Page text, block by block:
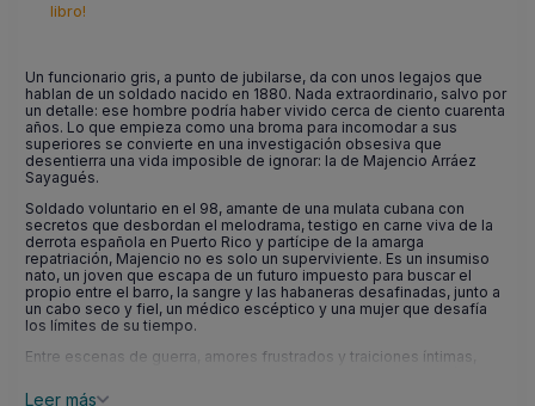
libro!
Un funcionario gris, a punto de jubilarse, da con unos legajos que
hablan de un soldado nacido en 1880. Nada extraordinario, salvo por
un detalle: ese hombre podría haber vivido cerca de ciento cuarenta
años. Lo que empieza como una broma para incomodar a sus
superiores se convierte en una investigación obsesiva que
desentierra una vida imposible de ignorar: la de Majencio Arráez
Sayagués.
Soldado voluntario en el 98, amante de una mulata cubana con
secretos que desbordan el melodrama, testigo en carne viva de la
derrota española en Puerto Rico y partícipe de la amarga
repatriación, Majencio no es solo un superviviente. Es un insumiso
nato, un joven que escapa de un futuro impuesto para buscar el
propio entre el barro, la sangre y las habaneras desafinadas, junto a
un cabo seco y fiel, un médico escéptico y una mujer que desafía
los límites de su tiempo.
Entre escenas de guerra, amores frustrados y traiciones íntimas,
del siglo XX con una mezcla equilibrada de ficción histórica y
Leer más